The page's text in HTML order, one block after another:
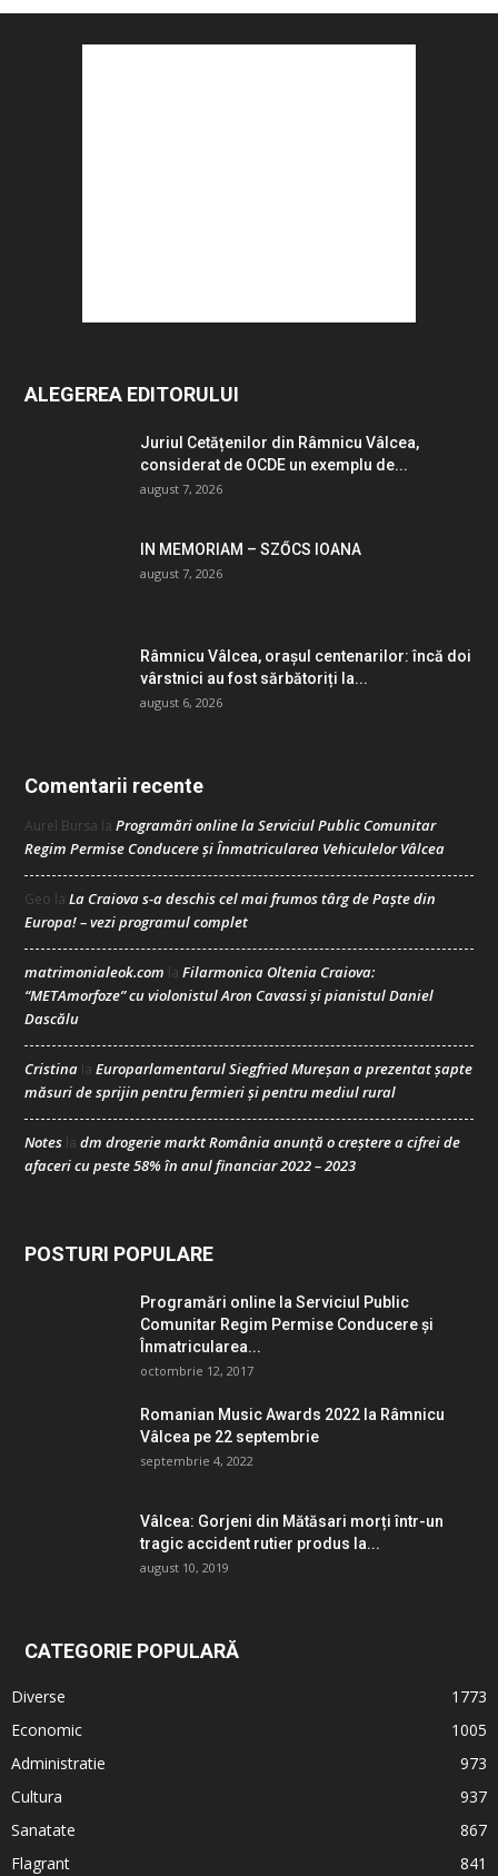
ALEGEREA EDITORULUI
Juriul Cetățenilor din Râmnicu Vâlcea,
considerat de OCDE un exemplu de...
august 7, 2026
IN MEMORIAM – SZŐCS IOANA
august 7, 2026
Râmnicu Vâlcea, orașul centenarilor: încă doi
vârstnici au fost sărbătoriți la...
august 6, 2026
Comentarii recente
Aurel Bursa la Programări online la Serviciul Public Comunitar
Regim Permise Conducere şi Înmatricularea Vehiculelor Vâlcea
Geo la La Craiova s-a deschis cel mai frumos târg de Paște din
Europa! – vezi programul complet
matrimonialeok.com la Filarmonica Oltenia Craiova:
“METAmorfoze” cu violonistul Aron Cavassi și pianistul Daniel
Dascălu
Cristina la Europarlamentarul Siegfried Mureșan a prezentat șapte
măsuri de sprijin pentru fermieri și pentru mediul rural
Notes la dm drogerie markt România anunță o creștere a cifrei de
afaceri cu peste 58% în anul financiar 2022 – 2023
POSTURI POPULARE
Programări online la Serviciul Public
Comunitar Regim Permise Conducere şi
Înmatricularea...
octombrie 12, 2017
Romanian Music Awards 2022 la Râmnicu
Vâlcea pe 22 septembrie
septembrie 4, 2022
Vâlcea: Gorjeni din Mătăsari morți într-un
tragic accident rutier produs la...
august 10, 2019
CATEGORIE POPULARĂ
Diverse
1773
Economic
1005
Administratie
973
Cultura
937
Sanatate
867
Flagrant
841